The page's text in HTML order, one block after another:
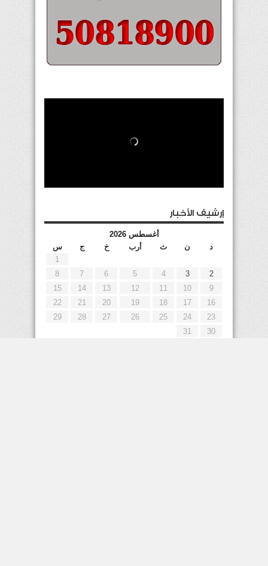
إرشيف الأخبار
أغسطس 2026
د
ن ث أرب خ ج
س
1
2
3
4
5
6
7
8
9
10
11
12
13
14
15
16
17
18
19
20
21
22
23
24
25
26
27
28
29
30
31